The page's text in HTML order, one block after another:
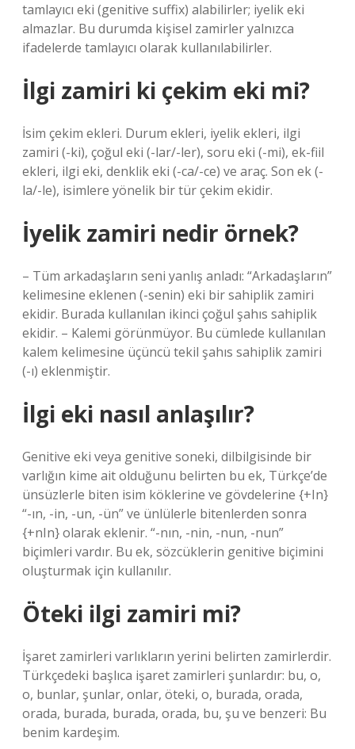
tamlayıcı eki (genitive suffix) alabilirler; iyelik eki
almazlar. Bu durumda kişisel zamirler yalnızca
ifadelerde tamlayıcı olarak kullanılabilirler.
İlgi zamiri ki çekim eki mi?
İsim çekim ekleri. Durum ekleri, iyelik ekleri, ilgi
zamiri (-ki), çoğul eki (-lar/-ler), soru eki (-mi), ek-fiil
ekleri, ilgi eki, denklik eki (-ca/-ce) ve araç. Son ek (-
la/-le), isimlere yönelik bir tür çekim ekidir.
İyelik zamiri nedir örnek?
– Tüm arkadaşların seni yanlış anladı: “Arkadaşların”
kelimesine eklenen (-senin) eki bir sahiplik zamiri
ekidir. Burada kullanılan ikinci çoğul şahıs sahiplik
ekidir. – Kalemi görünmüyor. Bu cümlede kullanılan
kalem kelimesine üçüncü tekil şahıs sahiplik zamiri
(-ı) eklenmiştir.
İlgi eki nasıl anlaşılır?
Genitive eki veya genitive soneki, dilbilgisinde bir
varlığın kime ait olduğunu belirten bu ek, Türkçe’de
ünsüzlerle biten isim köklerine ve gövdelerine {+In}
“-ın, -in, -un, -ün” ve ünlülerle bitenlerden sonra
{+nIn} olarak eklenir. “-nın, -nin, -nun, -nun”
biçimleri vardır. Bu ek, sözcüklerin genitive biçimini
oluşturmak için kullanılır.
Öteki ilgi zamiri mi?
İşaret zamirleri varlıkların yerini belirten zamirlerdir.
Türkçedeki başlıca işaret zamirleri şunlardır: bu, o,
o, bunlar, şunlar, onlar, öteki, o, burada, orada,
orada, burada, burada, orada, bu, şu ve benzeri: Bu
benim kardeşim.